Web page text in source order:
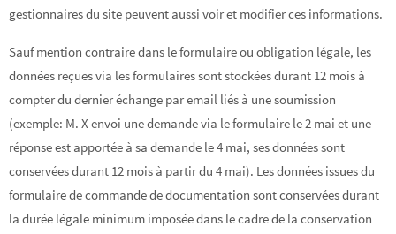
gestionnaires du site peuvent aussi voir et modifier ces informations.
Sauf mention contraire dans le formulaire ou obligation légale, les
données reçues via les formulaires sont stockées durant 12 mois à
compter du dernier échange par email liés à une soumission
(exemple: M. X envoi une demande via le formulaire le 2 mai et une
réponse est apportée à sa demande le 4 mai, ses données sont
conservées durant 12 mois à partir du 4 mai). Les données issues du
formulaire de commande de documentation sont conservées durant
la durée légale minimum imposée dans le cadre de la conservation